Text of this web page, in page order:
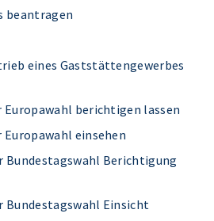
beantragen
eines Gaststättengewerbes
berichtigen lassen
einsehen
Bundestagswahl Berichtigung
Bundestagswahl Einsicht